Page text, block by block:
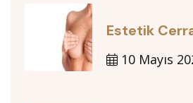
Estetik
10 Mayıs